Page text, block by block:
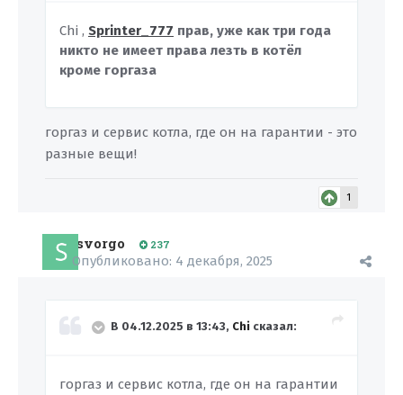
Chi , Sprinter_777 прав, уже как три года
никто не имеет права лезть в котёл
кроме горгаза
горгаз и сервис котла, где он на гарантии - это
разные вещи!
1
svorgo 237
Опубликовано: 4 декабря, 2025
В 04.12.2025 в 13:43, Chi сказал:
горгаз и сервис котла, где он на гарантии